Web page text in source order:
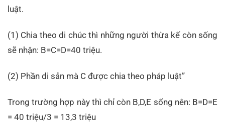
luật.
(1) Chia theo di chúc thì những người thừa kế còn sống
sẽ nhận: B=C=D=40 triệu.
(2) Phần di sản mà C được chia theo pháp luật”
Trong trường hợp này thì chỉ còn B,D,E sống nên: B=D=E
= 40 triệu/3 = 13,3 triệu